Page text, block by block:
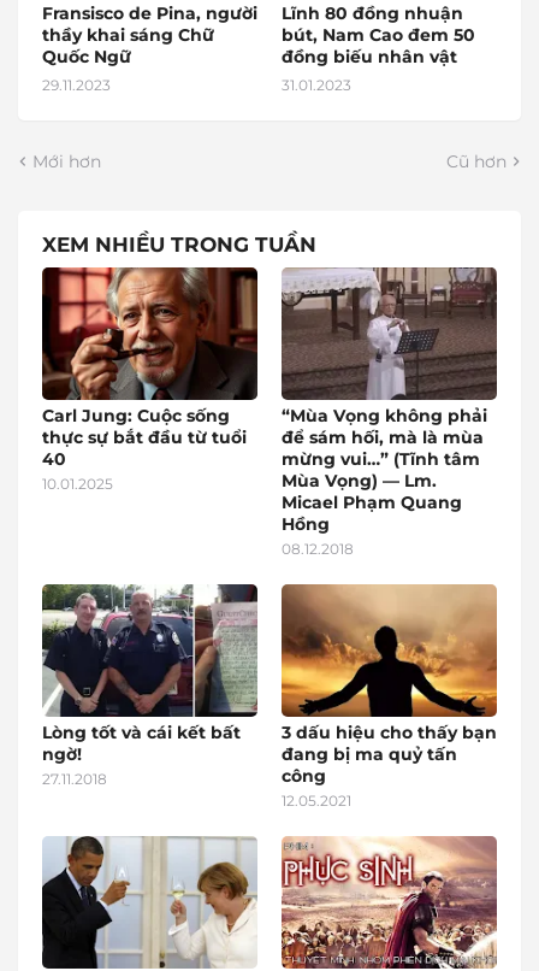
Fransisco de Pina, người
thầy khai sáng Chữ
Quốc Ngữ
29.11.2023
Lĩnh 80 đồng nhuận
bút, Nam Cao đem 50
đồng biếu nhân vật
31.01.2023
Mới hơn Cũ hơn
XEM NHIỀU TRONG TUẦN
Carl Jung: Cuộc sống
thực sự bắt đầu từ tuổi
40
10.01.2025
“Mùa Vọng không phải
để sám hối, mà là mùa
mừng vui…” (Tĩnh tâm
Mùa Vọng) — Lm.
Micael Phạm Quang
Hồng
08.12.2018
Lòng tốt và cái kết bất
ngờ!
27.11.2018
3 dấu hiệu cho thấy bạn
đang bị ma quỷ tấn
công
12.05.2021